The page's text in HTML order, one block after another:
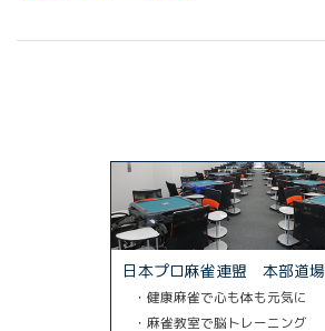
日本プロ麻雀連盟 本部道場
・健康麻雀で心も体も元気に
・麻雀教室で脳トレーニング